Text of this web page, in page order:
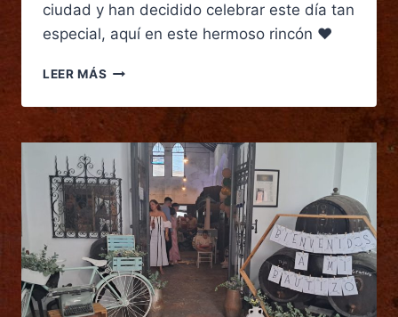
ciudad y han decidido celebrar este día tan
especial, aquí en este hermoso rincón ♥️
LEER MÁS